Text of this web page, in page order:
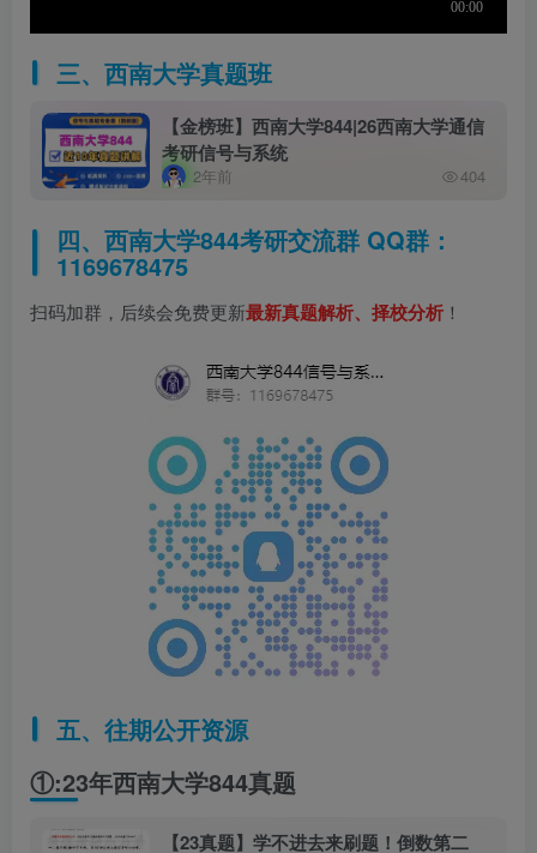
三、西南大学真题班
【金榜班】西南大学844|26西南大学通信
考研信号与系统
2年前 404
四、西南大学844考研交流群 QQ群：
1169678475
扫码加群，后续会免费更新最新真题解析、择校分析 ！
五、往期公开资源
①:23年西南大学844真题
【23真题】学不进去来刷题！倒数第二